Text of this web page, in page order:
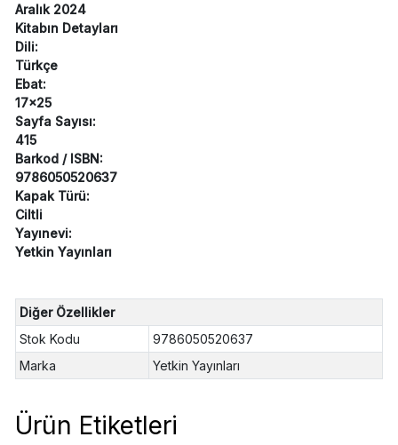
Aralık 2024
Kitabın Detayları
Dili:
Türkçe
Ebat:
17x25
Sayfa Sayısı:
415
Barkod / ISBN:
9786050520637
Kapak Türü:
Ciltli
Yayınevi:
Yetkin Yayınları
Diğer Özellikler
Stok Kodu
9786050520637
Marka
Yetkin Yayınları
Ürün Etiketleri